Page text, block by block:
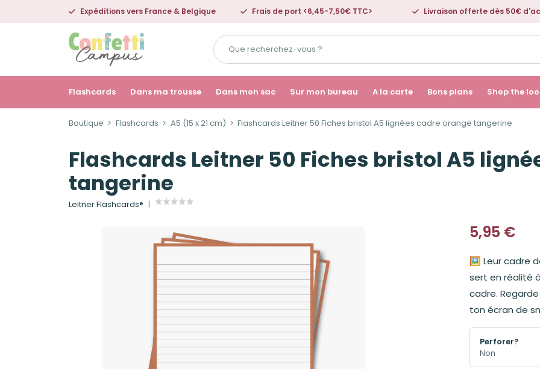
Expéditions vers France & Belgique Frais de port <6,45-7,50€ TTC> Livraison offerte dès 50€
Que
recherchez-
vous
?
Flashcards Dans ma trousse Dans mon sac Sur mon bureau A la carte Bons plans Shop the
Boutique Flashcards A5 (15 x 21 cm) Flashcards Leitner 50 Fiches bristol A5 lignées cadre orange tangerine
Flashcards Leitner 50 Fiches bristol A5
tangerine
Leitner Flashcards®
5,95 €
🖼️ Leur cadre
sert en réalité
cadre.
ton écran de
Perforer?